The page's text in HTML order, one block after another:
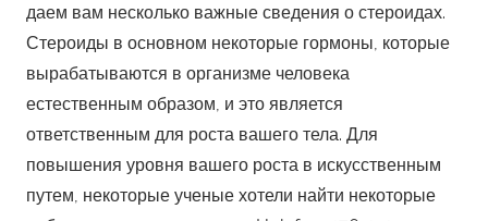
даем вам несколько важные сведения о стероидах.
Стероиды в основном некоторые гормоны, которые
вырабатываются в организме человека
естественным образом, и это является
ответственным для роста вашего тела. Для
повышения уровня вашего роста в искусственным
путем, некоторые ученые хотели найти некоторые